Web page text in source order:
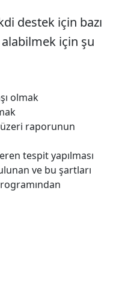
destek için bazı
için şu
olmak
raporunun
tespit yapılması
ve bu şartları